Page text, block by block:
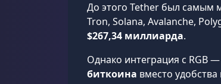
До этого Tether был самым
Tron, Solana, Avalanche,
$267,34 миллиарда.
Однако интеграция с RGB
биткоина вместо удобства